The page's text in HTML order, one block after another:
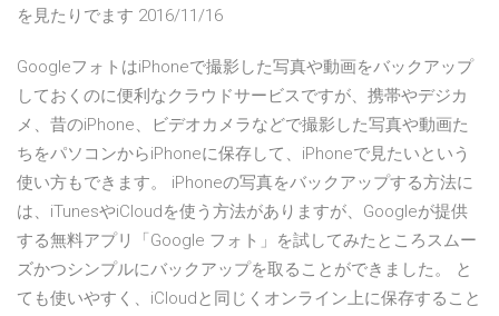
を見たりでます 2016/11/16
GoogleフォトはiPhoneで撮影した写真や動画をバックアップ
しておくのに便利なクラウドサービスですが、携帯やデジカ
メ、昔のiPhone、ビデオカメラなどで撮影した写真や動画た
ちをパソコンからiPhoneに保存して、iPhoneで見たいという
使い方もできます。 iPhoneの写真をバックアップする方法に
は、iTunesやiCloudを使う方法がありますが、Googleが提供
する無料アプリ「Google フォト」を試してみたところスムー
ズかつシンプルにバックアップを取ることができました。 と
ても使いやすく、iCloudと同じくオンライン上に保存すること